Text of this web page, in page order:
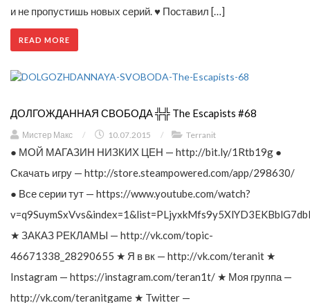
и не пропустишь новых серий. ♥ Поставил […]
READ MORE
ДОЛГОЖДАННАЯ СВОБОДА ╬╬ The Escapists #68
Мистер Макс / 10.07.2015 / Terranit
● МОЙ МАГАЗИН НИЗКИХ ЦЕН — http://bit.ly/1Rtb19g ●
Скачать игру — http://store.steampowered.com/app/298630/
● Все серии тут — https://www.youtube.com/watch?
★ ЗАКАЗ РЕКЛАМЫ — http://vk.com/topic-
46671338_28290655 ★ Я в вк — http://vk.com/teranit ★
Instagram — https://instagram.com/teran1t/ ★ Моя группа —
http://vk.com/teranitgame ★ Twitter —